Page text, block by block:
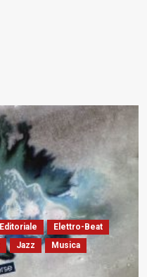
Editoriale
Elettro-Beat
Jazz
Musica